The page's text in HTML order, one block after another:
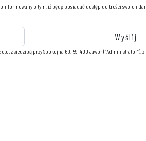
o tym, iż będę posiadać dostęp do treści swoich
o.o. z siedzibą przy Spokojna 6D, 59-400 Jawor